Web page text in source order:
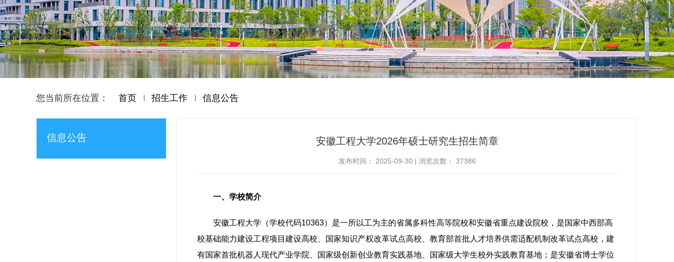
您当前所在位置： 首页 招生工作 信息公告
信息公告 安徽工程大学2026年硕士研究生招生简章
发布时间： 2025-09-30 | 浏览次数： 37386
一、学校简介
安徽工程大学（学校代码10363）是一所以工为主的省属多科性高等院校和安徽省重点建设院校，是国家中西部高
校基础能力建设工程项目建设高校、国家知识产权改革试点高校、教育部首批人才培养供需适配机制改革试点高校，建
有国家首批机器人现代产业学院、国家级创新创业教育实践基地、国家级大学生校外实践教育基地；是安徽省博士学位